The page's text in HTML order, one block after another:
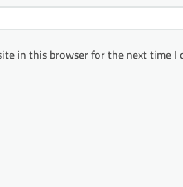
in this browser for the next time I